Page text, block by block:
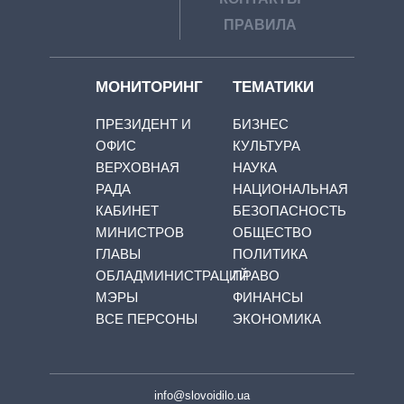
ПРАВИЛА
МОНИТОРИНГ
ПРЕЗИДЕНТ И
ОФИС
ВЕРХОВНАЯ
РАДА
КАБИНЕТ
МИНИСТРОВ
ГЛАВЫ
ОБЛАДМИНИСТРАЦИЙ
МЭРЫ
ВСЕ ПЕРСОНЫ
ТЕМАТИКИ
БИЗНЕС
КУЛЬТУРА
НАУКА
НАЦИОНАЛЬНАЯ
БЕЗОПАСНОСТЬ
ОБЩЕСТВО
ПОЛИТИКА
ПРАВО
ФИНАНСЫ
ЭКОНОМИКА
info@slovoidilo.ua